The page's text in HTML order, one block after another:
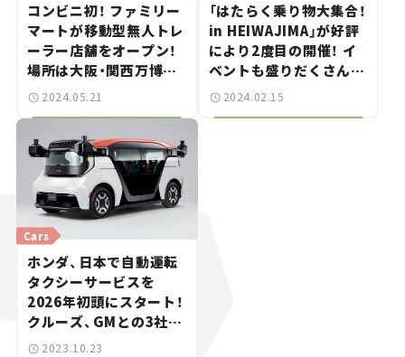
コンビニ初！ ファミリー
マートが移動型無人トレ
ーラー店舗をオープン！
場所は大阪・関西万博工
事現場!?
2024.05.21
「はたらく乗り物大集合！
in HEIWAJIMA」が好評
により2度目の開催！ イ
ベントも盛りだくさんで
家族で楽しめる！
2024.02.15
Cars
ホンダ、日本で自動運転
タクシーサービスを
2026年初頭にスタート！
クルーズ、GMとの3社共
同で。
2023.10.23